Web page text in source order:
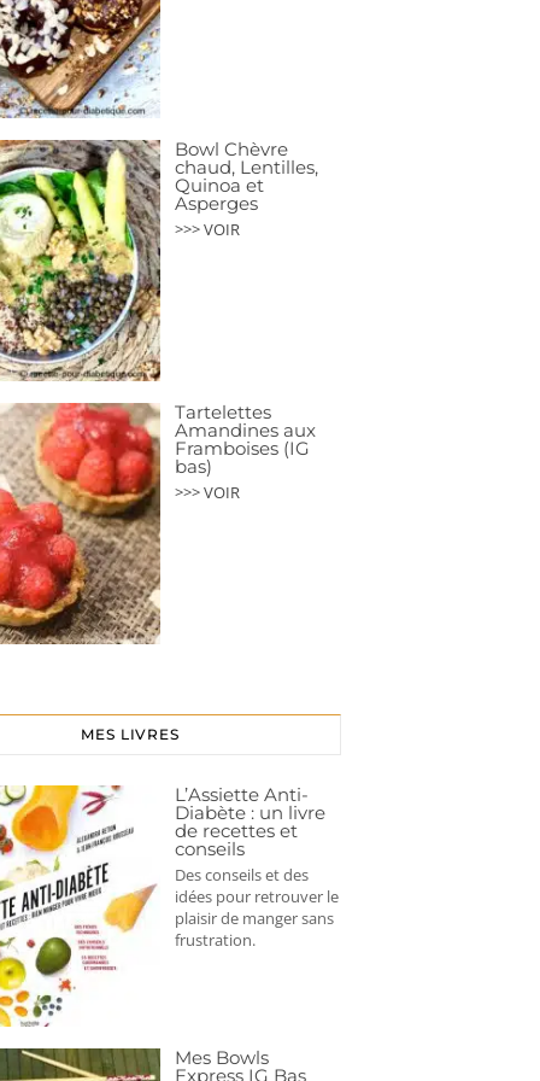
Bowl Chèvre
chaud, Lentilles,
Quinoa et
Asperges
>>> VOIR
Tartelettes
Amandines aux
Framboises (IG
bas)
>>> VOIR
MES LIVRES
L’Assiette Anti-
Diabète : un livre
de recettes et
conseils
Des conseils et des
idées pour retrouver le
plaisir de manger sans
frustration.
Mes Bowls
Express IG Bas